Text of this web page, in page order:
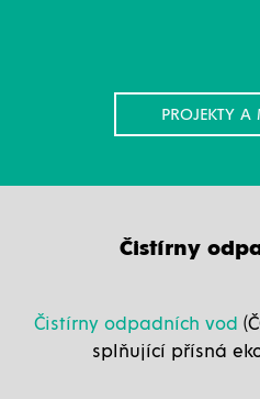
PROJEKTY A
Čistírny
Čistírny odpadních vod
splňující přísná